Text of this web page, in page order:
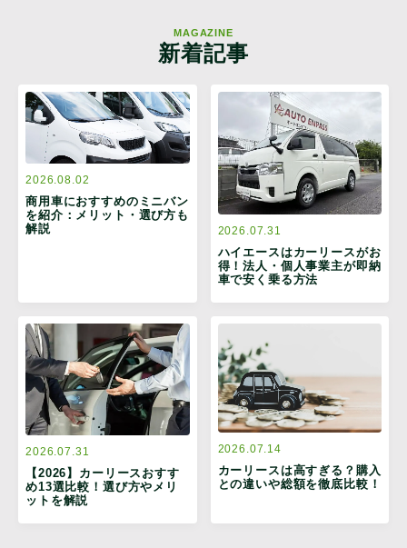
MAGAZINE
新着記事
2026.08.02
商用車におすすめのミニバン
を紹介：メリット・選び方も
解説
2026.07.31
ハイエースはカーリースがお
得！法人・個人事業主が即納
車で安く乗る方法
2026.07.31
【2026】カーリースおすす
め13選比較！選び方やメリ
ットを解説
2026.07.14
カーリースは高すぎる？購入
との違いや総額を徹底比較！